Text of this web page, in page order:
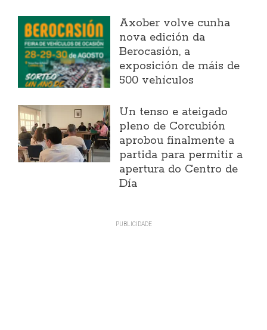
Axober volve cunha
nova edición da
Berocasión, a
exposición de máis de
500 vehículos
Un tenso e ateigado
pleno de Corcubión
aprobou finalmente a
partida para permitir a
apertura do Centro de
Día